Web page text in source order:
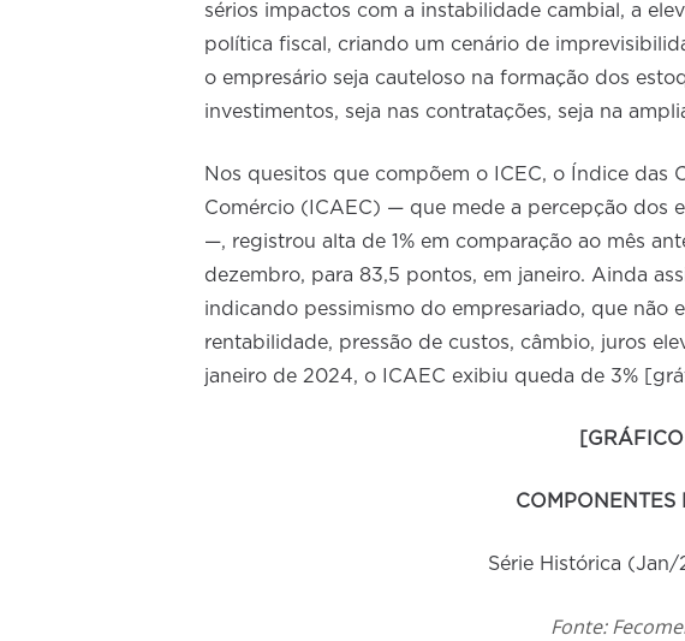
sérios impactos com a instabilidade cambial, a
política fiscal, criando um cenário de
o empresário seja cauteloso na formação dos
investimentos, seja nas contratações, seja na
Nos quesitos que compõem o ICEC, o Índice das
Comércio (ICAEC) — que mede a percepção dos
—, registrou alta de 1% em comparação ao mês
dezembro, para 83,5 pontos, em janeiro. Ainda
indicando pessimismo do empresariado, que não
rentabilidade, pressão de custos, câmbio, juros
janeiro de 2024, o ICAEC exibiu queda de 3%
[GRÁFICO
COMPONENTES
Série Histórica
Fonte: